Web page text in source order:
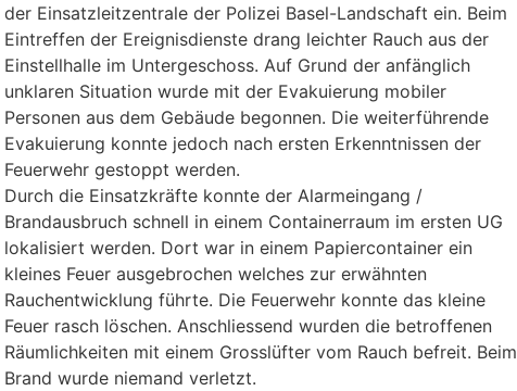
der Einsatzleitzentrale der Polizei Basel-Landschaft ein. Beim
Eintreffen der Ereignisdienste drang leichter Rauch aus der
Einstellhalle im Untergeschoss. Auf Grund der anfänglich
unklaren Situation wurde mit der Evakuierung mobiler
Personen aus dem Gebäude begonnen. Die weiterführende
Evakuierung konnte jedoch nach ersten Erkenntnissen der
Feuerwehr gestoppt werden.
Durch die Einsatzkräfte konnte der Alarmeingang /
Brandausbruch schnell in einem Containerraum im ersten UG
lokalisiert werden. Dort war in einem Papiercontainer ein
kleines Feuer ausgebrochen welches zur erwähnten
Rauchentwicklung führte. Die Feuerwehr konnte das kleine
Feuer rasch löschen. Anschliessend wurden die betroffenen
Räumlichkeiten mit einem Grosslüfter vom Rauch befreit. Beim
Brand wurde niemand verletzt.